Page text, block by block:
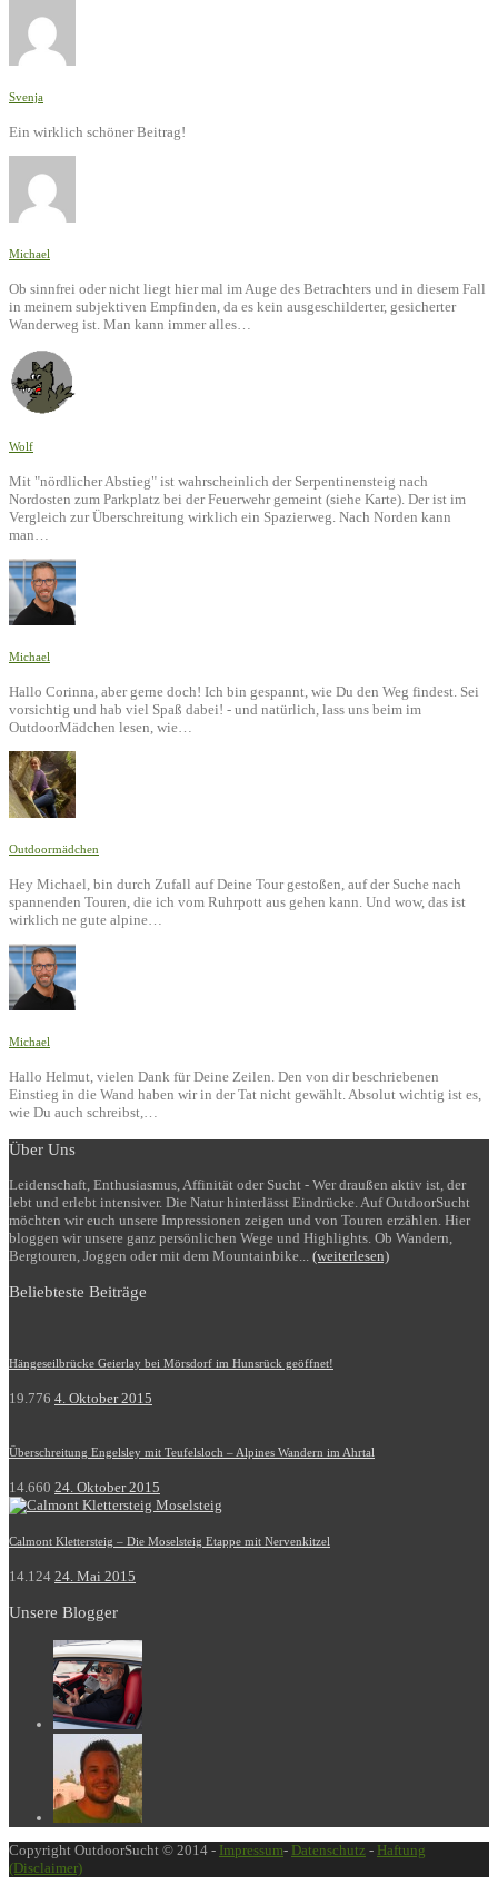
Svenja
Ein wirklich schöner Beitrag!
Michael
Ob sinnfrei oder nicht liegt hier mal im Auge des Betrachters und in diesem Fall
in meinem subjektiven Empfinden, da es kein ausgeschilderter, gesicherter
Wanderweg ist. Man kann immer alles…
Wolf
Mit "nördlicher Abstieg" ist wahrscheinlich der Serpentinensteig nach
Nordosten zum Parkplatz bei der Feuerwehr gemeint (siehe Karte). Der ist im
Vergleich zur Überschreitung wirklich ein Spazierweg. Nach Norden kann
man…
Michael
Hallo Corinna, aber gerne doch! Ich bin gespannt, wie Du den Weg findest. Sei
vorsichtig und hab viel Spaß dabei! - und natürlich, lass uns beim im
OutdoorMädchen lesen, wie…
Outdoormädchen
Hey Michael, bin durch Zufall auf Deine Tour gestoßen, auf der Suche nach
spannenden Touren, die ich vom Ruhrpott aus gehen kann. Und wow, das ist
wirklich ne gute alpine…
Michael
Hallo Helmut, vielen Dank für Deine Zeilen. Den von dir beschriebenen
Einstieg in die Wand haben wir in der Tat nicht gewählt. Absolut wichtig ist es,
wie Du auch schreibst,…
Über Uns
Leidenschaft, Enthusiasmus, Affinität oder Sucht - Wer draußen aktiv ist, der
lebt und erlebt intensiver. Die Natur hinterlässt Eindrücke. Auf OutdoorSucht
möchten wir euch unsere Impressionen zeigen und von Touren erzählen. Hier
bloggen wir unsere ganz persönlichen Wege und Highlights. Ob Wandern,
Bergtouren, Joggen oder mit dem Mountainbike... (weiterlesen)
Beliebteste Beiträge
Hängeseilbrücke Geierlay bei Mörsdorf im Hunsrück geöffnet!
19.776 4. Oktober 2015
Überschreitung Engelsley mit Teufelsloch – Alpines Wandern im Ahrtal
14.660 24. Oktober 2015
Calmont Klettersteig – Die Moselsteig Etappe mit Nervenkitzel
14.124 24. Mai 2015
Unsere Blogger
Copyright OutdoorSucht © 2014 - Impressum- Datenschutz - Haftung
(Disclaimer)